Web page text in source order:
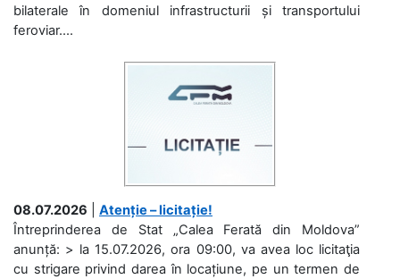
bilaterale în domeniul infrastructurii și transportului
feroviar....
08.07.2026
Atenție – licitație!
Întreprinderea de Stat „Calea Ferată din Moldova”
anunță: > la 15.07.2026, ora 09:00, va avea loc licitaţia
cu strigare privind darea în locațiune, pe un termen de